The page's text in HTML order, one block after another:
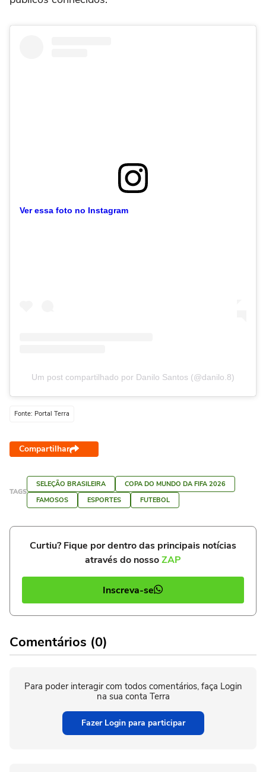
Ver essa foto no Instagram
Um post compartilhado por Danilo Santos (@danilo.8)
Fonte: Portal Terra
Compartilhar
TAGS
SELEÇÃO BRASILEIRA
COPA DO MUNDO DA FIFA 2026
FAMOSOS
ESPORTES FUTEBOL
Curtiu? Fique por dentro das principais notícias
através do nossoZAP
Inscreva-se
Comentários (0)
Para poder interagir com todos comentários, faça Login
na sua conta Terra
Fazer Login para participar